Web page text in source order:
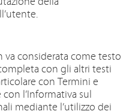
va considerata come testo
con gli altri testi
con Termini e
l’Informativa sul
mediante l’utilizzo dei